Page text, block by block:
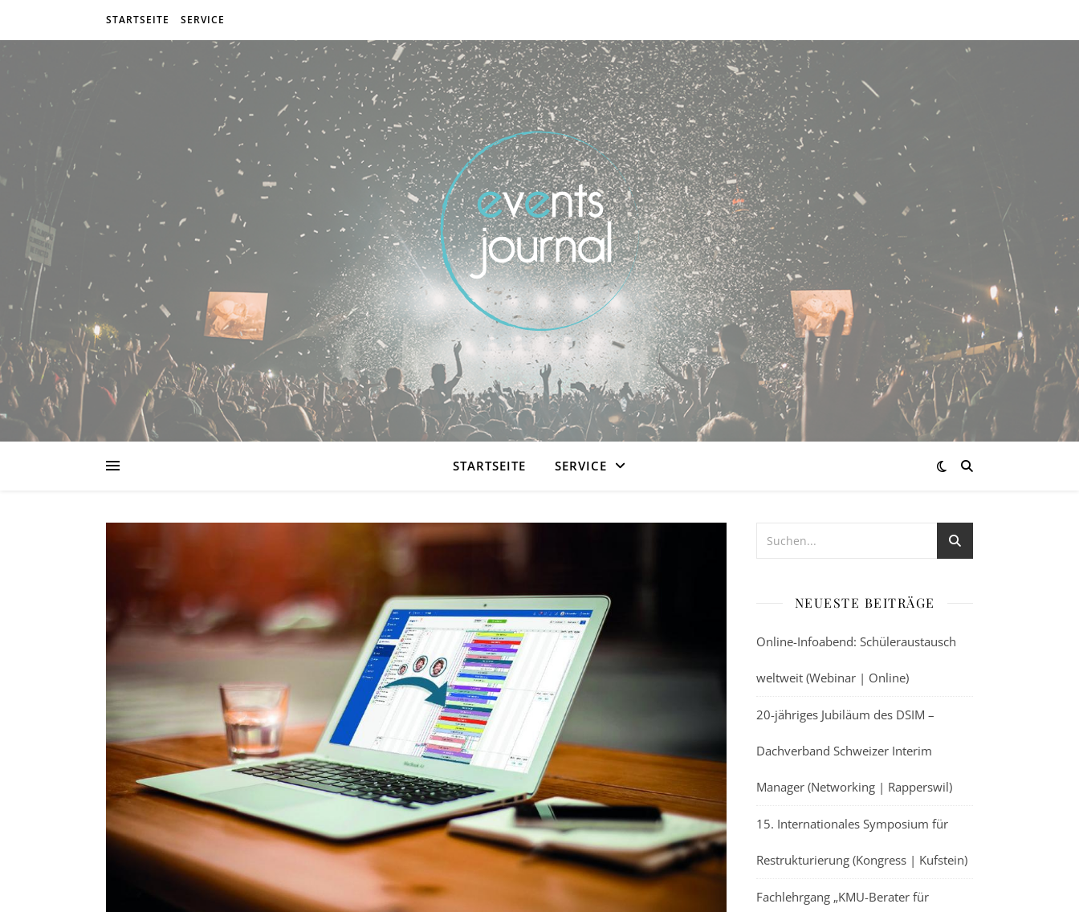
STARTSEITE SERVICE
STARTSEITE SERVICE
NEUESTE BEITRÄGE
Online-Infoabend: Schüleraustausch
weltweit (Webinar | Online)
20-jähriges Jubiläum des DSIM –
Dachverband Schweizer Interim
Manager (Networking | Rapperswil)
15. Internationales Symposium für
Restrukturierung (Kongress | Kufstein)
Fachlehrgang „KMU-Berater für